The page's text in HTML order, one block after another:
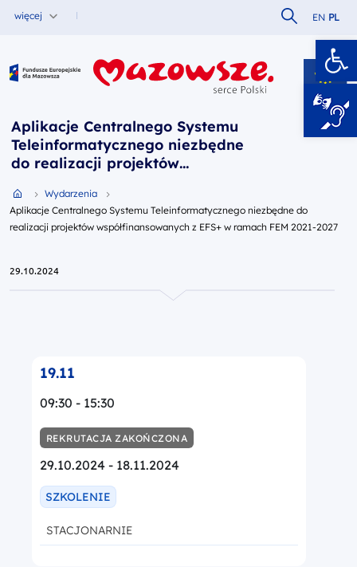
więcej Szukaj w
EN PL
Fundusze Europejskie dla Mazowsza
Aplikacje Centralnego Systemu
Teleinformatycznego niezbędne
do realizacji projektów
ramach FEM 2021-2027
Przejdź do strony głównej portalu
Wydarzenia
Aplikacje Centralnego Systemu Teleinformatycznego niezbędne do
realizacji projektów współfinansowanych z EFS+ w ramach FEM 2021-2027
29.10.2024
19.11
09:30 - 15:30
REKRUTACJA ZAKOŃCZONA
29.10.2024 - 18.11.2024
SZKOLENIE
STACJONARNIE